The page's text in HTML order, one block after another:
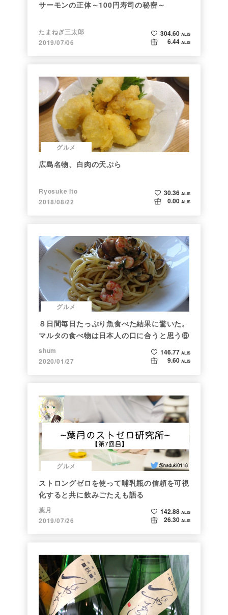
サーモンの正体～100円寿司の秘密～
たまねぎ三太郎
2019/07/06
304.60 ALIS
6.44 ALIS
グルメ
広島名物、白肉の天ぷら
Ryosuke Ito
2018/08/22
30.36 ALIS
0.00 ALIS
グルメ
８日間毎日たっぷり魚食べた結果に驚いた。
マルタの食べ物は日本人の口に合うと思う⑥
shum
2020/01/27
146.77 ALIS
9.60 ALIS
グルメ
ストロングゼロを使って哺乳瓶の信頼を可視
化すると共に飲みごたえも語る
葉月
2019/07/26
142.88 ALIS
26.30 ALIS